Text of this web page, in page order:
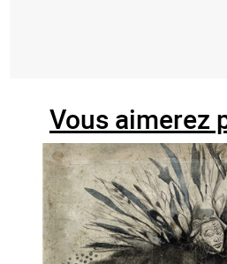
Vous aimerez